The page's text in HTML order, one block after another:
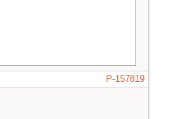
P-157819